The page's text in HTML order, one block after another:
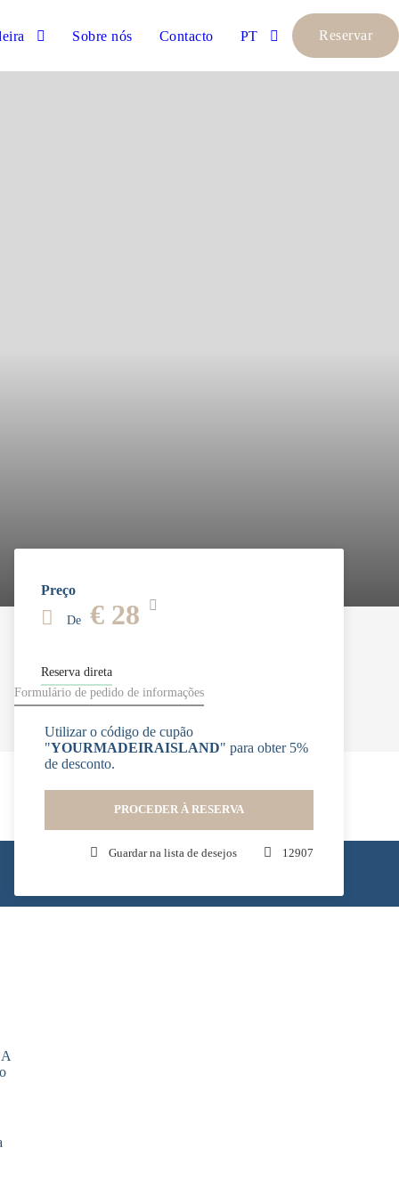
Sobre nós Contacto PT Reservar
Preço
De € 28
Reserva direta
Formulário de pedido de informações
Utilizar o código de cupão
"YOURMADEIRAISLAND" para obter 5%
de desconto.
PROCEDER À RESERVA
Guardar na lista de desejos 12907